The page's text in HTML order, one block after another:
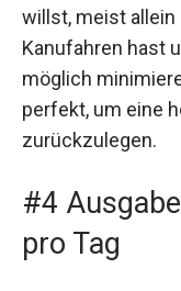
willst, meist
Kanufahren hast
möglich
perfekt, um eine
zurückzulegen.
#4
pro Tag